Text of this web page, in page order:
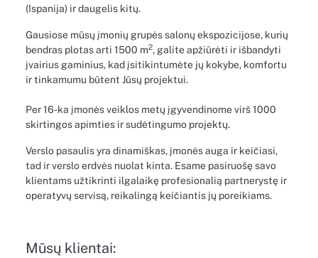
(Ispanija) ir daugelis kitų.
Gausiose mūsų įmonių grupės salonų ekspozicijose, kurių
bendras plotas arti 1500 m2, galite apžiūrėti ir išbandyti
įvairius gaminius, kad įsitikintumėte jų kokybe, komfortu
ir tinkamumu būtent Jūsų projektui.
Per 16-ka įmonės veiklos metų įgyvendinome virš 1000
skirtingos apimties ir sudėtingumo projektų.
Verslo pasaulis yra dinamiškas, įmonės auga ir keičiasi,
tad ir verslo erdvės nuolat kinta. Esame pasiruošę savo
klientams užtikrinti ilgalaikę profesionalią partnerystę ir
operatyvų servisą, reikalingą keičiantis jų poreikiams.
Mūsų klientai: